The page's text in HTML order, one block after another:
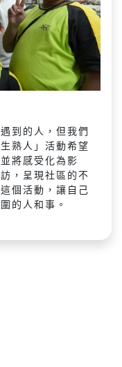
到的人，但我們
熟人」活動希望
將感受化為影
，呈現社區的不
個活動，讓自己
的人和事。